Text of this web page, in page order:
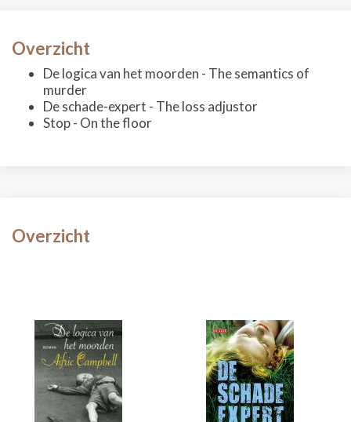
Overzicht
De logica van het moorden - The semantics of
murder
De schade-expert - The loss adjustor
Stop - On the floor
Overzicht